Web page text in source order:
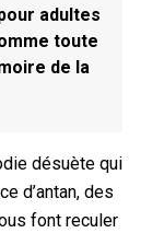
adultes
toute
de la
désuète qui
d’antan, des
font reculer